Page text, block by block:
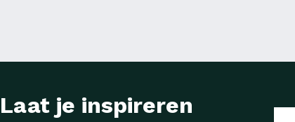
Laat je inspireren